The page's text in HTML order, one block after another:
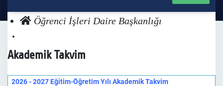
Öğrenci İşleri Daire Başkanlığı
Akademik Takvim
2026 - 2027 Eğitim-Öğretim Yılı Akademik Takvim